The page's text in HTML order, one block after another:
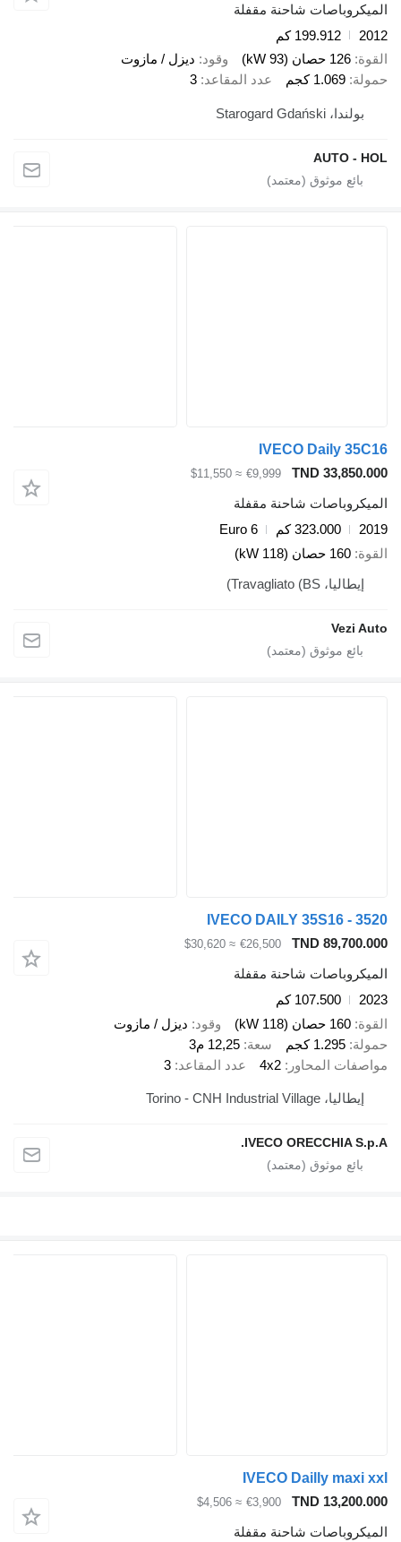
شاحنة مقفلة
199.912 كم
126 حصان (93 kW) وقود
ديزل / مازوت
1.069 كجم عدد المقاعد 3
بولندا، Starogard Gdański
AUTO -
IVECO Daily
TND
€9,999
≈ $11,550
شاحنة مقفلة
323.000 كم
Euro 6
160 حصان (118 kW)
إيطاليا، Travagliato (BS)
Vezi
IVECO DAILY 35S16 -
TND
€26,500
≈ $30,620
شاحنة مقفلة
107.500 كم
160 حصان (118 kW) وقود
ديزل / مازوت
1.295 كجم سعة
12,25 م3
المحاور 4x2 عدد المقاعد 3
إيطاليا، Torino - CNH Industrial Village
IVECO ORECCHIA
IVECO Dailly maxi
TND
€3,900
≈ $4,506
شاحنة مقفلة